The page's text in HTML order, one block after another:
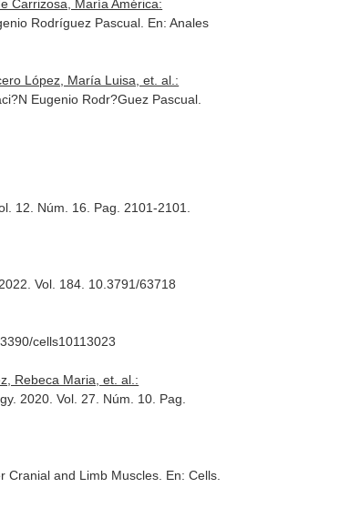
Carrizosa, María América:
Rodríguez Pascual. En: Anales
López, María Luisa, et. al.:
Eugenio Rodr?Guez Pascual.
12. Núm. 16. Pag. 2101-2101.
2022. Vol. 184. 10.3791/63718
cells10113023
Rebeca Maria, et. al.:
. 2020. Vol. 27. Núm. 10. Pag.
Cranial and Limb Muscles. En: Cells